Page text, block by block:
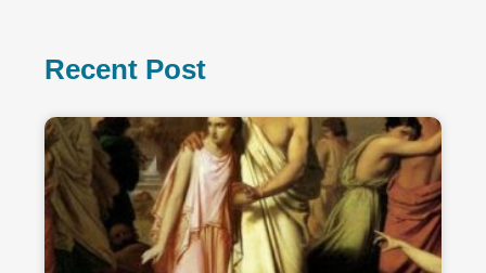
Recent Post